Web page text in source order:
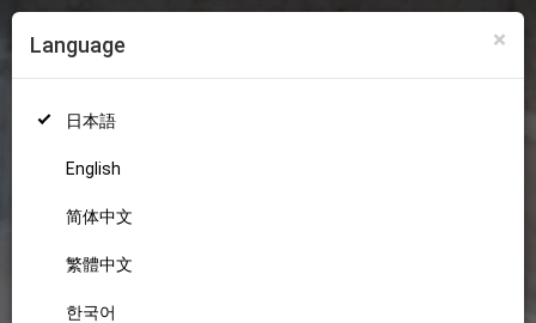
×
Language
日本語
English
简体中文
繁體中文
한국어
18+